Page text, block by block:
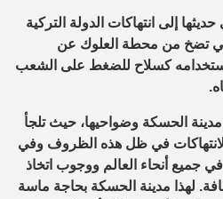
إلى انتهاكات الدولة التركية
تضخ من محطة العلوك عن
كسلاح للضغط على الشعب
الحسكة وضواحيها، حيث تلجأ
الانتهاكات في ظل هذه الظروف وفي
جميع أنحاء العالم ووجوب اتخاذ
لهذا مدينة الحسكة بحاجة ماسة